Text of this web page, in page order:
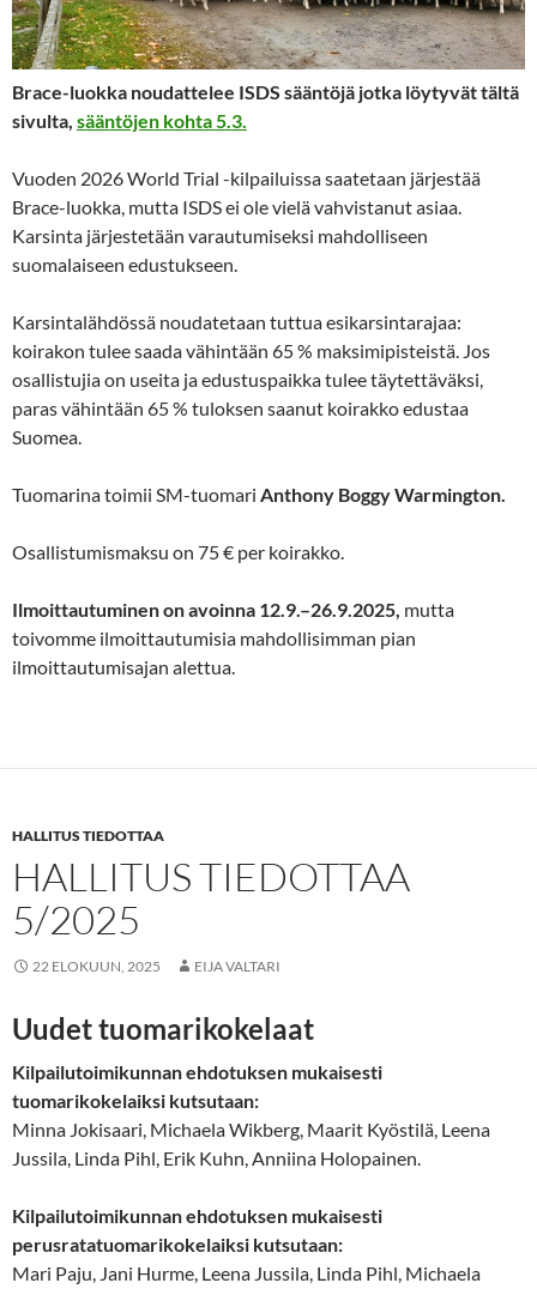
Brace-luokka noudattelee ISDS sääntöjä jotka löytyvät tältä
sivulta, sääntöjen kohta 5.3.
Vuoden 2026 World Trial -kilpailuissa saatetaan järjestää
Brace-luokka, mutta ISDS ei ole vielä vahvistanut asiaa.
Karsinta järjestetään varautumiseksi mahdolliseen
suomalaiseen edustukseen.
Karsintalähdössä noudatetaan tuttua esikarsintarajaa:
koirakon tulee saada vähintään 65 % maksimipisteistä. Jos
osallistujia on useita ja edustuspaikka tulee täytettäväksi,
paras vähintään 65 % tuloksen saanut koirakko edustaa
Suomea.
Tuomarina toimii SM-tuomari Anthony Boggy Warmington.
Osallistumismaksu on 75 € per koirakko.
Ilmoittautuminen on avoinna 12.9.–26.9.2025, mutta
toivomme ilmoittautumisia mahdollisimman pian
ilmoittautumisajan alettua.
HALLITUS TIEDOTTAA
HALLITUS TIEDOTTAA
5/2025
22 ELOKUUN, 2025 EIJA VALTARI
Uudet tuomarikokelaat
Kilpailutoimikunnan ehdotuksen mukaisesti
tuomarikokelaiksi kutsutaan:
Minna Jokisaari, Michaela Wikberg, Maarit Kyöstilä, Leena
Jussila, Linda Pihl, Erik Kuhn, Anniina Holopainen.
Kilpailutoimikunnan ehdotuksen mukaisesti
perusratatuomarikokelaiksi kutsutaan:
Mari Paju, Jani Hurme, Leena Jussila, Linda Pihl, Michaela